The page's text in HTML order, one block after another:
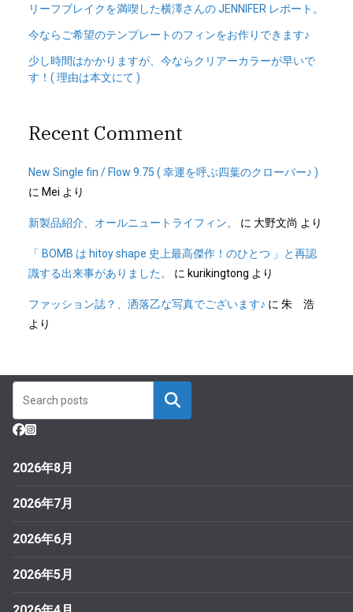
リーフブレイクを満喫した横澤さんの JENNIFER レポート。
今ならご希望のテンプレートのフィンをお作りできます♪
少し時間はかかりますが、今ならクリアーカラーが早いで
す！( 理由は本文にて )
Recent Comment
New Single fin / Flow 9.75 ( 幸運を呼ぶ四葉のクローバー♪ )
に Mei より
新製品紹介、オールニュートライフィン。 に 大野文尚 より
「 BOMB は hitoy shape 史上最高傑作！のひとつ 」と再認
識する出来事がありました。
に kurikingtong より
ファッション誌？、洒落乙な写真でございます♪ に 朱 浩
より
2026年8月
2026年7月
2026年6月
2026年5月